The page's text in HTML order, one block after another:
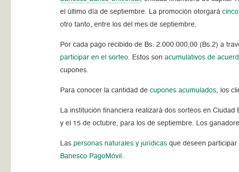
el último día de septiembre. La promoción otorgará
otro tanto, entre los del mes de septiembre.
Por cada pago recibido de Bs. 2.000.000,00 (Bs.2) a
participar en el sorteo . Estos sonacumulativos de
cupones.
Para conocer la cantidad de cupones acumulados , los
La institución financiera realizará dos sorteos en
y el 15 de octubre, para los de septiembre. Los
Laspersonas naturales y jurídicas que deseen
Banesco PagoMóvil